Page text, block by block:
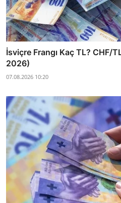
İsviçre Frangı Kaç TL? CHF/
2026)
07.08.2026 10:20